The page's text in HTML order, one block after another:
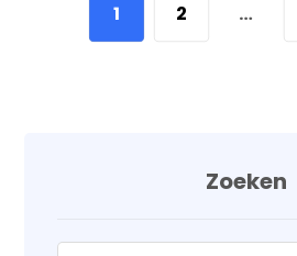
1 2 …
Zoeken